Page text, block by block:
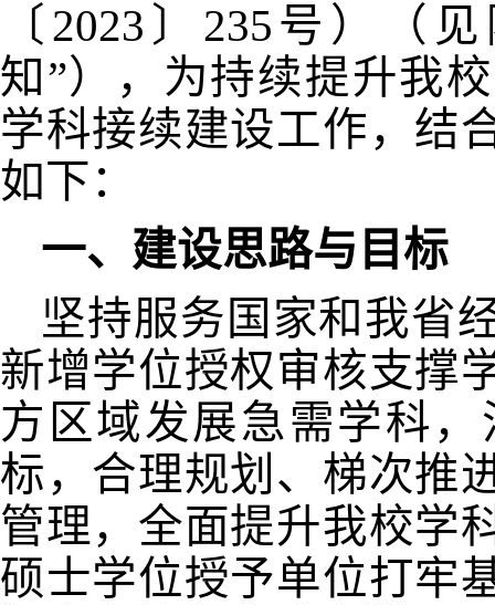
〔 2023 〕 235 号）（
知”），为持续提升我
学科接续建设工作，结
如下：
一、建设思路与目标
坚持服务国家和我省
新增学位授权审核支撑
方区域发展急需学科
标，合理规划、梯次推
管理，全面提升我校学
硕士学位授予单位打牢